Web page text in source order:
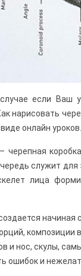
если Ваш
нарисовать
онлайн уроков.
черепная
служит
лица
и нос, скулы,
ошибок и